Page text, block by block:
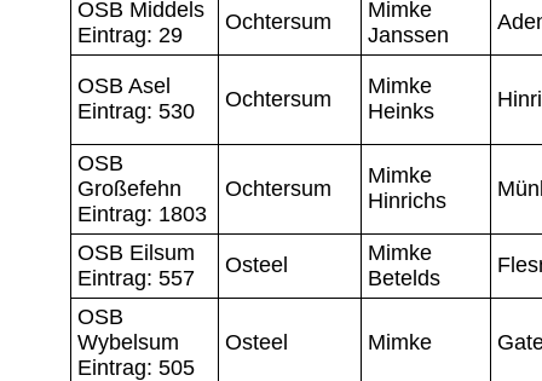
OSB Middels
Eintrag: 29
Ochtersum
Mimke
Janssen
OSB Asel
Eintrag: 530
Ochtersum
Mimke
Heinks
OSB
Großefehn
Eintrag: 1803
Ochtersum
Mimke
Hinrichs
OSB Eilsum
Eintrag: 557
Osteel
Mimke
Betelds
OSB
Wybelsum
Eintrag: 505
Osteel Mimke